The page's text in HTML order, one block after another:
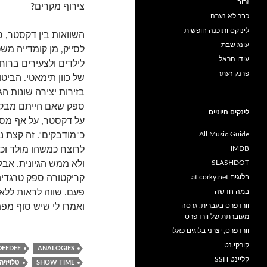
צירוף מקרים?
השוואות בין
לסייק, מן קומדייה
לילדים ולצעירים
של כוון תימאטי.
בזירות יצירה שונות
ספק שאם הייתם
על דקסטר, על אף
כ"מודבקים". זה קצת
לרוצח כמשהו מולד
ולא ממש הגיונית.
קריקטורה ספק
פעם. שווה לראות
ואמרו לי שיש סוף
ANALOGIES
SHOW TIME טלויזיה
זרוב
כבר לא נערה
לינוקס ותוכנה חופשית
עונג שבת
עידו הראל
פרנק זעתר
לינקים חיוניים
All Music Guide
IMDB
SLASHDOT
בלוגים at.corky.net
במה חדשה
וורדפרס בעברית, גרסה
מעוברתת של וורדפרס
וורדפרס, יצרני בלוגים כאלו
קורקי.נט
קליינט SSH